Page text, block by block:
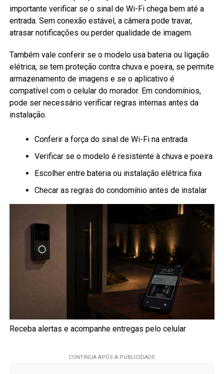
importante verificar se o sinal de Wi-Fi chega bem até a
entrada. Sem conexão estável, a câmera pode travar,
atrasar notificações ou perder qualidade de imagem.
Também vale conferir se o modelo usa bateria ou ligação
elétrica, se tem proteção contra chuva e poeira, se permite
armazenamento de imagens e se o aplicativo é
compatível com o celular do morador. Em condomínios,
pode ser necessário verificar regras internas antes da
instalação.
Conferir a força do sinal de Wi-Fi na entrada
Verificar se o modelo é resistente à chuva e poeira
Escolher entre bateria ou instalação elétrica fixa
Checar as regras do condomínio antes de instalar
Receba alertas e acompanhe entregas pelo celular